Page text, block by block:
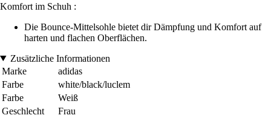
Komfort im Schuh :
Die Bounce-Mittelsohle bietet dir Dämpfung und Komfort auf
harten und flachen Oberflächen.
Zusätzliche Informationen
Marke
adidas
Farbe
white/black/luclem
Farbe
Weiß
Geschlecht
Frau